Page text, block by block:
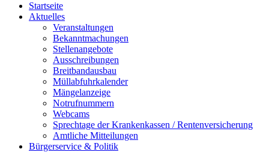
Startseite
Aktuelles
Veranstaltungen
Bekanntmachungen
Stellenangebote
Ausschreibungen
Breitbandausbau
Müllabfuhrkalender
Mängelanzeige
Notrufnummern
Webcams
Sprechtage der Krankenkassen / Rentenversicherung
Amtliche Mitteilungen
Bürgerservice & Politik